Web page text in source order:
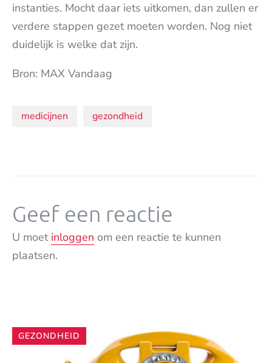
instanties. Mocht daar iets uitkomen, dan zullen er
verdere stappen gezet moeten worden. Nog niet
duidelijk is welke dat zijn.
Bron: MAX Vandaag
Onderwerpen:
medicijnen gezondheid
Geef een reactie
U moet inloggen om een reactie te kunnen
plaatsen.
Andere
artikelen
GEZONDHEID